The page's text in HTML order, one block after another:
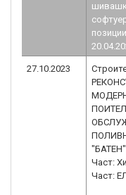
27.10.2023
Част:
Част: